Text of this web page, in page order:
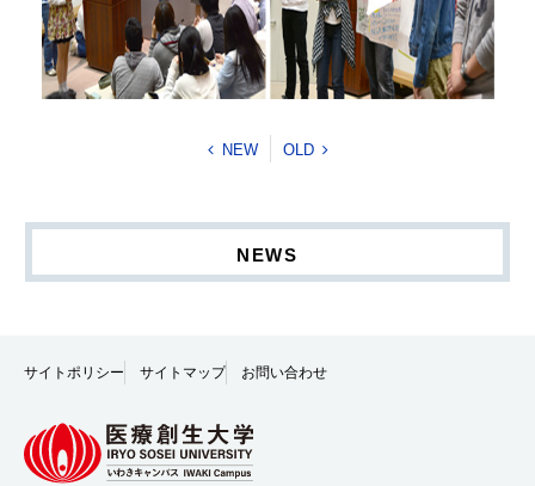
NEW OLD
NEWS
サイトポリシー サイトマップ お問い合わせ